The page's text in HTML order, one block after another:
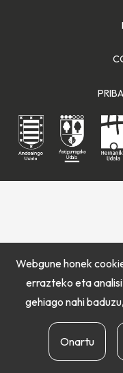
Webgune honek
errazteko eta
gehiago nahi
Onartu